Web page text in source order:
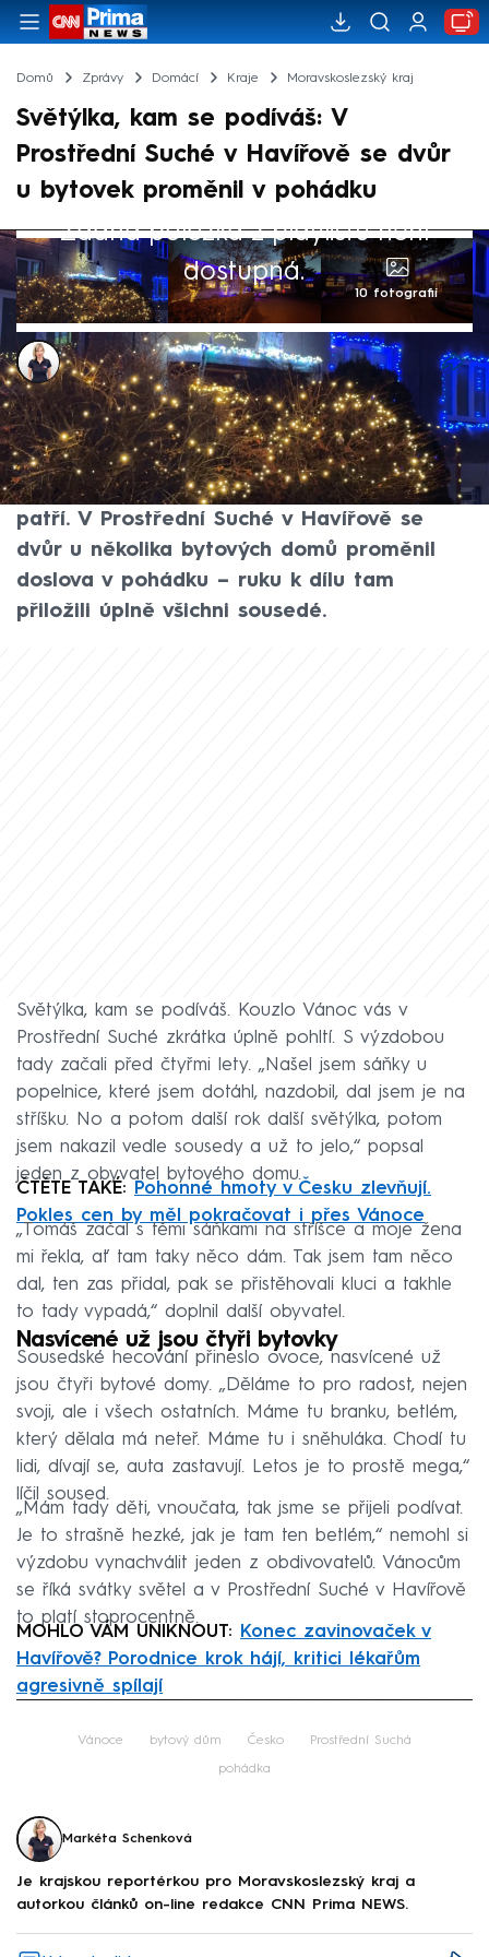
Domů Zprávy Domácí Kraje Moravskoslezský kraj
Světýlka, kam se podíváš: V
Prostřední Suché v Havířově se dvůr
u bytovek proměnil v pohádku
Žádná položka z playlistu není
dostupná.
10 fotografií
Markéta Schenková
17. pro 2025, 06:07
Nejkrásnější svátky v roce se nezadržitelně
blíží a v mnoha českých městech i obcích
už to září tak, jak se na Vánoce sluší a
patří. V Prostřední Suché v Havířově se
dvůr u několika bytových domů proměnil
doslova v pohádku – ruku k dílu tam
přiložili úplně všichni sousedé.
Světýlka, kam se podíváš. Kouzlo Vánoc vás v
Prostřední Suché zkrátka úplně pohltí. S výzdobou
tady začali před čtyřmi lety. „Našel jsem sáňky u
popelnice, které jsem dotáhl, nazdobil, dal jsem je na
stříšku. No a potom další rok další světýlka, potom
jsem nakazil vedle sousedy a už to jelo,“ popsal
jeden z obyvatel bytového domu.
ČTĚTE TAKÉ:
Pohonné hmoty v Česku zlevňují.
Pokles cen by měl pokračovat i přes Vánoce
„Tomáš začal s těmi sáňkami na stříšce a moje žena
mi řekla, ať tam taky něco dám. Tak jsem tam něco
dal, ten zas přidal, pak se přistěhovali kluci a takhle
to tady vypadá,“ doplnil další obyvatel.
Nasvícené už jsou čtyři bytovky
Sousedské hecování přineslo ovoce, nasvícené už
jsou čtyři bytové domy. „Děláme to pro radost, nejen
svoji, ale i všech ostatních. Máme tu branku, betlém,
který dělala má neteř. Máme tu i sněhuláka. Chodí tu
lidi, dívají se, auta zastavují. Letos je to prostě mega,“
líčil soused.
„Mám tady děti, vnoučata, tak jsme se přijeli podívat.
Je to strašně hezké, jak je tam ten betlém,“ nemohl si
výzdobu vynachválit jeden z obdivovatelů. Vánocům
se říká svátky světel a v Prostřední Suché v Havířově
to platí stoprocentně.
MOHLO VÁM UNIKNOUT:
Konec zavinovaček v
Havířově? Porodnice krok hájí, kritici lékařům
agresivně spílají
Vánoce bytový dům Česko Prostřední Suchá
pohádka
Markéta Schenková
Je krajskou reportérkou pro Moravskoslezský kraj a
autorkou článků on-line redakce CNN Prima NEWS.